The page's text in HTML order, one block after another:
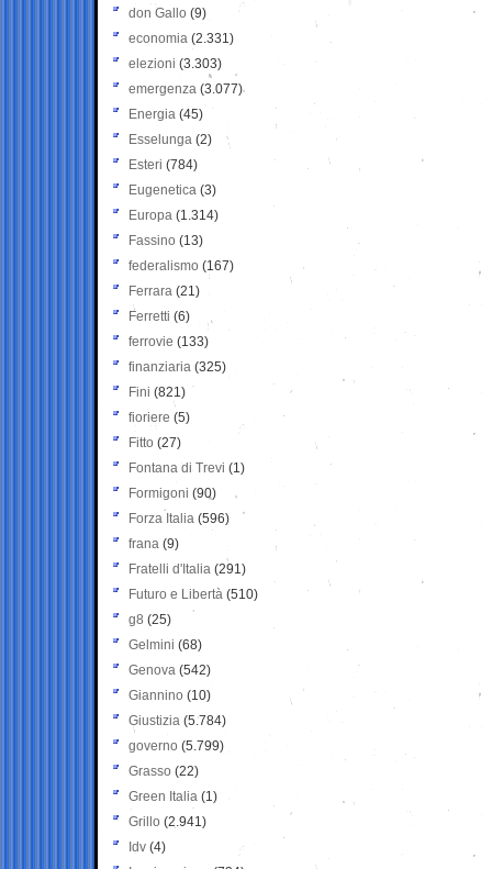
don Gallo (9)
economia (2.331)
elezioni (3.303)
emergenza (3.077)
Energia (45)
Esselunga (2)
Esteri (784)
Eugenetica (3)
Europa (1.314)
Fassino (13)
federalismo (167)
Ferrara (21)
Ferretti (6)
ferrovie (133)
finanziaria (325)
Fini (821)
fioriere (5)
Fitto (27)
Fontana di Trevi (1)
Formigoni (90)
Forza Italia (596)
frana (9)
Fratelli d'Italia (291)
Futuro e Libertà (510)
g8 (25)
Gelmini (68)
Genova (542)
Giannino (10)
Giustizia (5.784)
governo (5.799)
Grasso (22)
Green Italia (1)
Grillo (2.941)
Idv (4)